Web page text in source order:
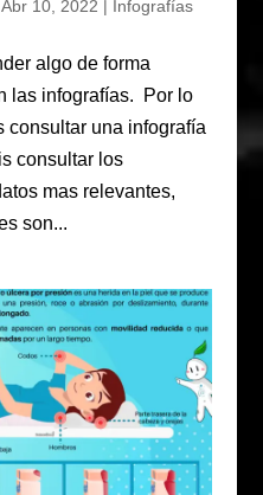
Abr 10, 2022 | Infografías
algo de forma
las infografías. Por lo
consultar una infografía
consultar los
mas relevantes,
son...